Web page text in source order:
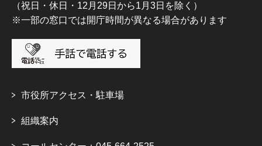
（祝日・休日・12月29日から1月3日を除く）
※一部の窓口では開庁時間が異なる場合があります
市役所アクセス・駐車場
組織案内